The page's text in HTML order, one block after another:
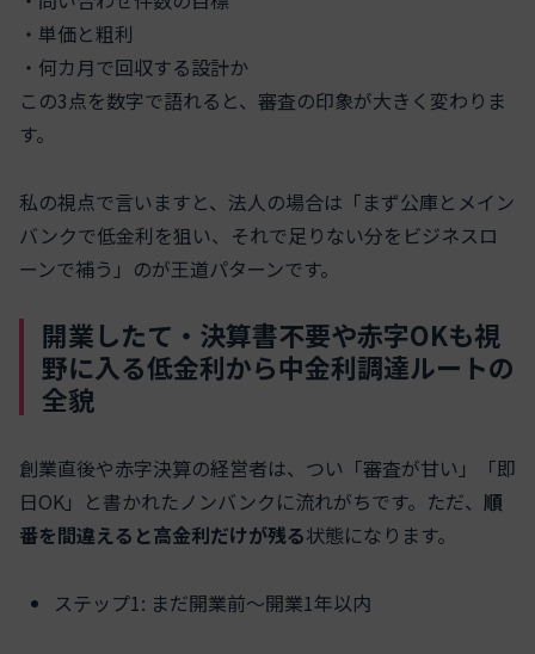
・単価と粗利
・何カ月で回収する設計か
この3点を数字で語れると、審査の印象が大きく変わりま
す。
私の視点で言いますと、法人の場合は「まず公庫とメイン
バンクで低金利を狙い、それで足りない分をビジネスロ
ーンで補う」のが王道パターンです。
開業したて・決算書不要や赤字OKも視
野に入る低金利から中金利調達ルートの
全貌
創業直後や赤字決算の経営者は、つい「審査が甘い」「即
日OK」と書かれたノンバンクに流れがちです。ただ、 順
番を間違えると高金利だけが残る状態になります。
ステップ1: まだ開業前～開業1年以内